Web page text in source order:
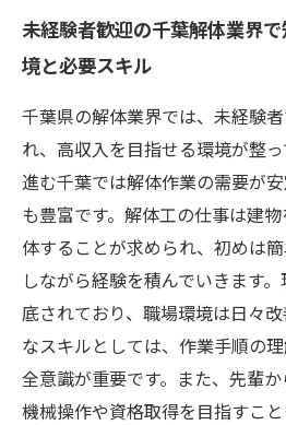
未経験者歓迎の千葉解体業界
境と必要スキル
千葉県の解体業界では、未経験
れ、高収入を目指せる環境が整
進む千葉では解体作業の需要が
も豊富です。解体工の仕事は建
体することが求められ、初めは
しながら経験を積んでいきます
底されており、職場環境は日々
なスキルとしては、作業手順の
全意識が重要です。また、先輩
機械操作や資格取得を目指すこ